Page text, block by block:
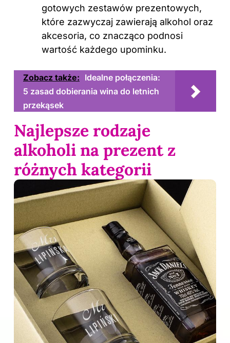
gotowych zestawów prezentowych,
które zazwyczaj zawierają alkohol oraz
akcesoria, co znacząco podnosi
wartość każdego upominku.
Zobacz także: Idealne połączenia:
5 zasad dobierania wina do letnich
przekąsek
Najlepsze rodzaje
alkoholi na prezent z
różnych kategorii